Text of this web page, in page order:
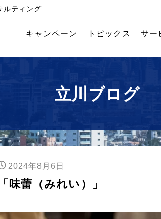
ルティング
キャンペーン トピックス
サー
立川ブログ
2024年8月6日
「味蕾（みれい）」